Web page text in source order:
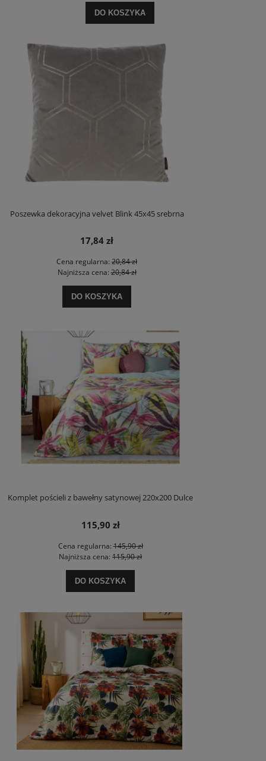
DO KOSZYKA
Poszewka dekoracyjna velvet Blink 45x45 srebrna
17,84 zł
Cena regularna: 20,84 zł
Najniższa cena:20,84 zł
DO KOSZYKA
Komplet pościeli z bawełny satynowej 220x200 Dulce
115,90 zł
Cena regularna:145,90 zł
Najniższa cena: 115,90 zł
DO KOSZYKA